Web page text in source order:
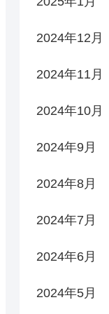
2024年12月
2024年11月
2024年10月
2024年9月
2024年8月
2024年7月
2024年6月
2024年5月